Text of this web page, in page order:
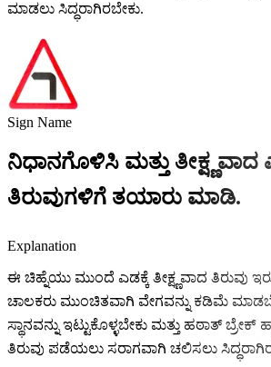
ಮಾಡಲು ಸಿದ್ಧರಾಗಿರಬೇಕು.
Sign Name
ನಿಧಾನಗೊಳಿಸಿ ಮತ್ತು ತೀಕ್ಷ್ಣವಾದ
ತಿರುವುಗಳಿಗೆ ತಯಾರು ಮಾಡಿ.
Explanation
ಈ ಚಿಹ್ನೆಯು ಮುಂದೆ ಎಡಕ್ಕೆ ತೀಕ್ಷ್ಣವಾದ ತಿರುವು
ಚಾಲಕರು ಮುಂಚಿತವಾಗಿ ವೇಗವನ್ನು ಕಡಿಮೆ
ಸ್ಥಾನವನ್ನು ಇಟ್ಟುಕೊಳ್ಳಬೇಕು ಮತ್ತು ಹಠಾತ್ ಬ್ರೇಕ್
ತಿರುವು ಪಡೆಯಲು ಸರಾಗವಾಗಿ ಚಲಿಸಲು